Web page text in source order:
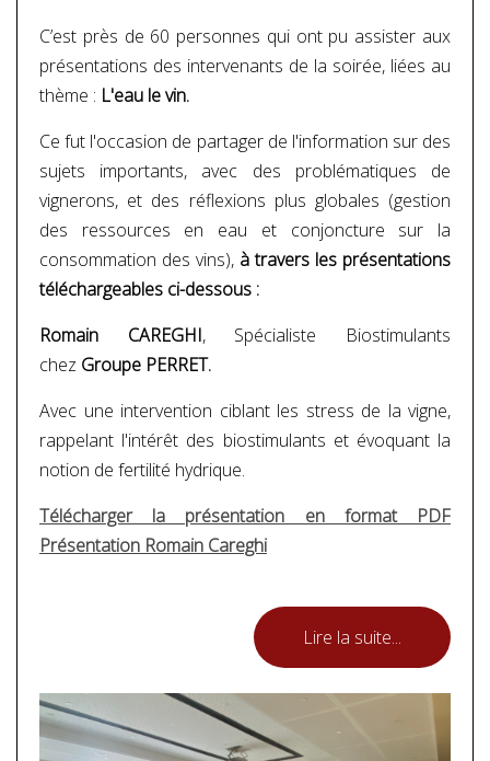
C’est près de 60 personnes qui ont pu assister aux
présentations des intervenants de la soirée, liées au
thème : L'eau le vin.
Ce fut l'occasion de partager de l'information sur des
sujets importants, avec des problématiques de
vignerons, et des réflexions plus globales (gestion
des ressources en eau et conjoncture sur la
consommation des vins), à travers les présentations
téléchargeables ci-dessous :
Romain CAREGHI, Spécialiste Biostimulants
chez Groupe PERRET.
Avec une intervention ciblant les stress de la vigne,
rappelant l'intérêt des biostimulants et évoquant la
notion de fertilité hydrique.
Télécharger la présentation en format PDF
Présentation Romain Careghi
Lire la suite...